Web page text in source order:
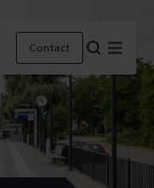
Contact